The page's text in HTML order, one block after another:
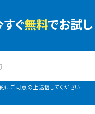
ぐ無料でお試し
にご同意の上送信してください